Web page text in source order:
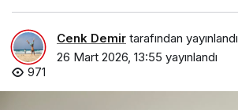
Cenk Demir tarafından yayınlandı
26 Mart 2026, 13:55 yayınlandı
971